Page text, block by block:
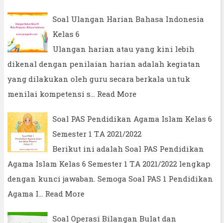
Soal Ulangan Harian Bahasa Indonesia
Kelas 6
Ulangan harian atau yang kini lebih
dikenal dengan penilaian harian adalah kegiatan
yang dilakukan oleh guru secara berkala untuk
menilai kompetensi s… Read More
Soal PAS Pendidikan Agama Islam Kelas 6
Semester 1 T.A 2021/2022
Berikut ini adalah Soal PAS Pendidikan
Agama Islam Kelas 6 Semester 1 T.A 2021/2022 lengkap
dengan kunci jawaban. Semoga Soal PAS 1 Pendidikan
Agama I… Read More
Soal Operasi Bilangan Bulat dan